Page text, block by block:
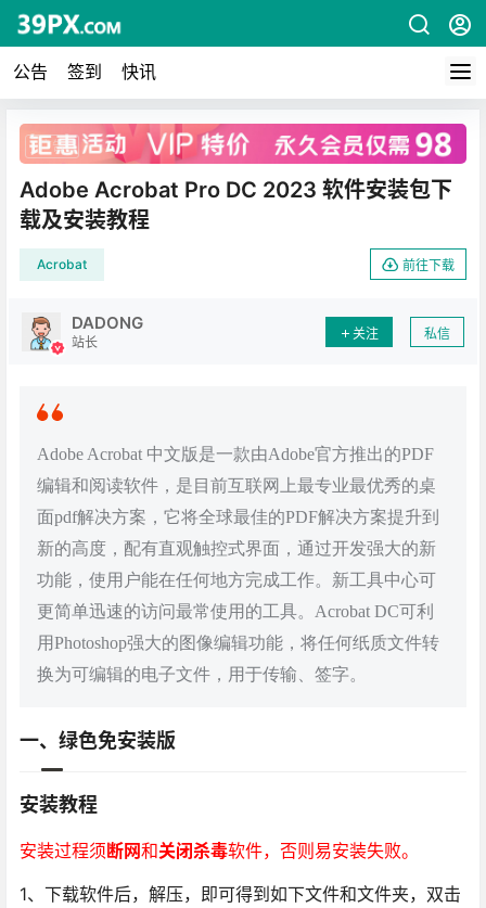
公告 签到 快讯
广告
Adobe Acrobat Pro DC 2023 软件安装包下
载及安装教程
Acrobat 前往下载
DADONG
站长
关注 私信
Adobe Acrobat 中文版是一款由Adobe官方推出的PDF
编辑和阅读软件，是目前互联网上最专业最优秀的桌
面pdf解决方案，它将全球最佳的PDF解决方案提升到
新的高度，配有直观触控式界面，通过开发强大的新
功能，使用户能在任何地方完成工作。新工具中心可
更简单迅速的访问最常使用的工具。Acrobat DC可利
用Photoshop强大的图像编辑功能，将任何纸质文件转
换为可编辑的电子文件，用于传输、签字。
一、绿色免安装版
安装教程
安装过程须断网和关闭杀毒软件，否则易安装失败。
1、下载软件后，解压，即可得到如下文件和文件夹，双击